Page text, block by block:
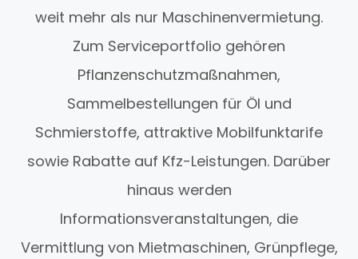
weit mehr als nur Maschinenvermietung.
Zum Serviceportfolio gehören
Pflanzenschutzmaßnahmen,
Sammelbestellungen für Öl und
Schmierstoffe, attraktive Mobilfunktarife
sowie Rabatte auf Kfz-Leistungen. Darüber
hinaus werden
Informationsveranstaltungen, die
Vermittlung von Mietmaschinen, Grünpflege,